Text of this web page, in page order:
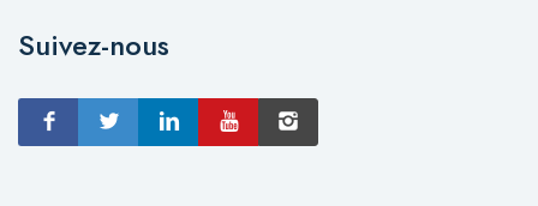
Suivez-nous